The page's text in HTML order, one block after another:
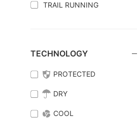
TRAIL RUNNING
TECHNOLOGY
PROTECTED
DRY
COOL